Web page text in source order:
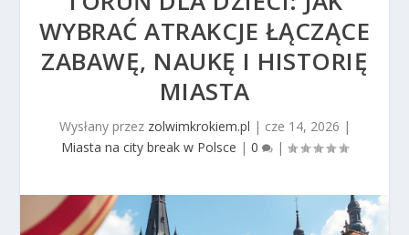
WYBRAĆ ATRAKCJE ŁĄCZĄCE
ZABAWĘ, NAUKĘ I HISTORIĘ
MIASTA
Wysłany przez zolwimkrokiem.pl | cze 14, 2026 |
Miasta na city break w Polsce | 0 |